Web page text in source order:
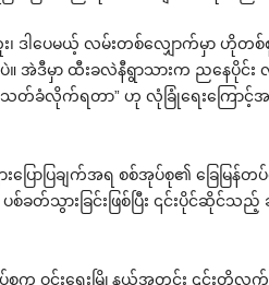
း၊ ဒါပေမယ့် လမ်းတစ်လျှောက်မှာ ဟို
ဒီမှာ ထီးခလဲနီရွာသားက ညနေပိုင်း လ
အသတ်ခံလိုက်ရတာ” ဟု လုံခြုံရေးကြေ
ြောပြချက်အရ စစ်အုပ်စု၏ ခြေမြန်တ
ပစ်ခတ်သွားခြင်းဖြစ်ပြီး ၎င်းပိုင်
စုက ဝင်းရေးမြို့နယ်အတွင်း ၎င်းတို့လ